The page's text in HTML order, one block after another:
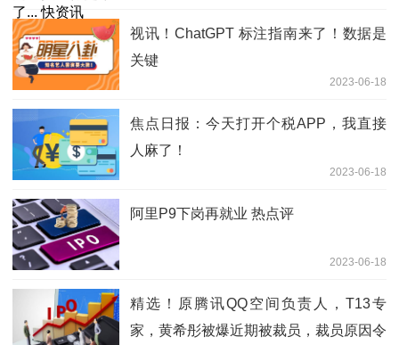
视讯！ChatGPT 标注指南来了！数据是
关键
2023-06-18
焦点日报：今天打开个税APP，我直接
人麻了！
2023-06-18
阿里P9下岗再就业 热点评
2023-06-18
精选！原腾讯QQ空间负责人，T13专
家，黄希彤被爆近期被裁员，裁员原因令